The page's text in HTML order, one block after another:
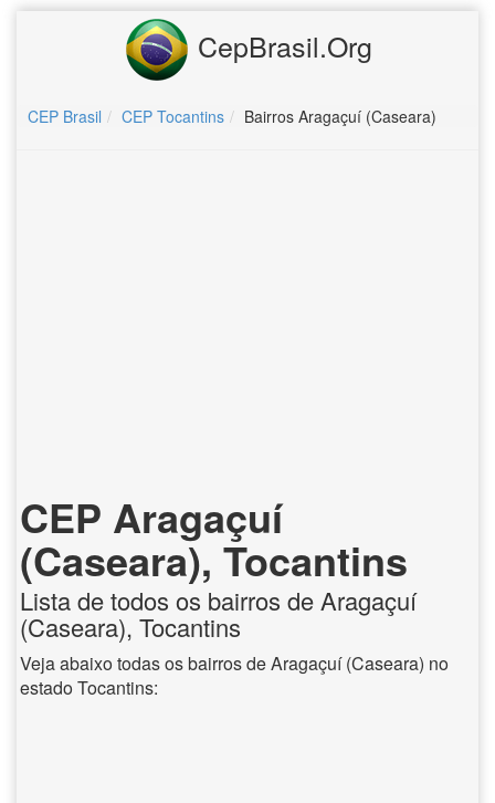
CepBrasil.Org
CEP Brasil CEP Tocantins Bairros Aragaçuí (Caseara)
CEP Aragaçuí
(Caseara), Tocantins
Lista de todos os bairros de Aragaçuí
(Caseara), Tocantins
Veja abaixo todas os bairros de Aragaçuí (Caseara) no
estado Tocantins: